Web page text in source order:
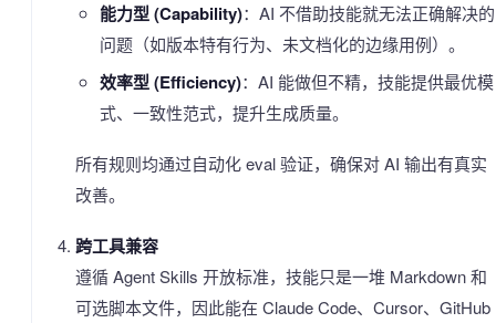
能力型 (Capability)：AI 不借助技能就无法正确解决的
问题（如版本特有行为、未文档化的边缘用例）。
效率型 (Efficiency)：AI 能做但不精，技能提供最优模
式、一致性范式，提升生成质量。
所有规则均通过自动化 eval 验证，确保对 AI 输出有真实
改善。
跨工具兼容
遵循 Agent Skills 开放标准，技能只是一堆 Markdown 和
可选脚本文件，因此能在 Claude Code、Cursor、GitHub